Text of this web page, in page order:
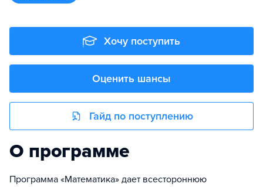
Хочу поступить
Оценить шансы
Гайд по поступлению
О программе
Программа «Математика» дает всестороннюю